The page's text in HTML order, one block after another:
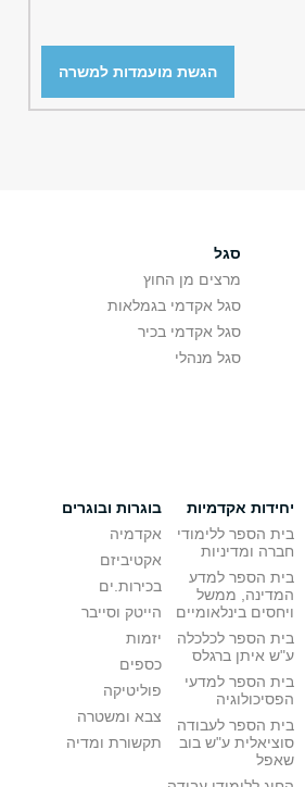
הגשת מועמדות למשרה
סגל
מרצים מן החוץ
סגל אקדמי בגמלאות
סגל אקדמי בכיר
סגל מנהלי
יחידות אקדמיות
בית הספר ללימודי
חברה ומדיניות
בית הספר למדע
המדינה, ממשל
ויחסים בינלאומיים
בית הספר לכלכלה
ע"ש איתן ברגלס
בית הספר למדעי
הפסיכולוגיה
בית הספר לעבודה
סוציאלית ע"ש בוב
שאפל
בוגרות ובוגרים
אקדמיה
אקטיביזם
בכירות.ים
הייטק וסייבר
יזמות
כספים
פוליטיקה
צבא ומשטרה
תקשורת ומדיה